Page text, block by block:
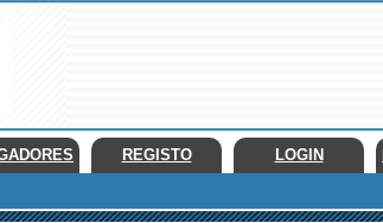
REGISTO LOGIN